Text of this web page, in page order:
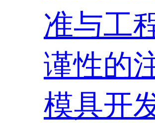
准与工
谨性的
模具开